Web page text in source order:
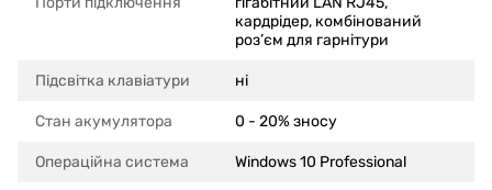
кардрідер, комбінований
роз’єм для гарнітури
Підсвітка клавіатури ні
Стан акумулятора 0 - 20% зносу
Операційна система Windows 10 Professional